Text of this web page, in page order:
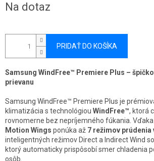
cena:
Na dotaz
PRIDAŤ DO KOŠÍKA
Samsung WindFree™ Premiere Plus –
prievanu
Samsung WindFree™ Premiere Plus je
klimatizácia s technológiou WindFree™, ktorá
rovnomerne bez nepríjemného fúkania.
Motion Wings ponúka až 7 režimov prúdenia
inteligentných režimov Direct a Indirect Wind so
ktorý automaticky prispôsobí smer chladenia
osôb.